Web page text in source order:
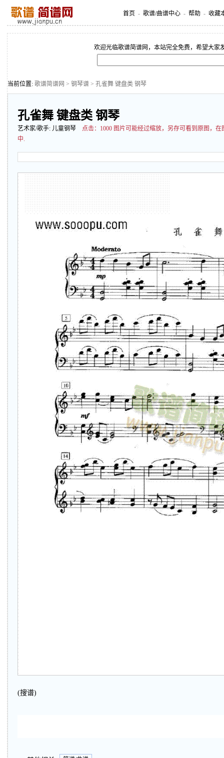
首页 - 歌谱/曲谱中心 - 帮助 - 收藏
欢迎光临歌谱简谱网，本站完全免费，希望大家
当前位置: 歌谱简谱网 > 钢琴谱 > 孔雀舞 键盘类 钢琴
孔雀舞 键盘类 钢琴
艺术家/歌手: 儿童钢琴 点击： 1000 图片可能经过缩放，另存可看到原图，
中.
(搜谱)